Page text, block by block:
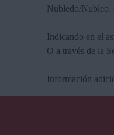
Nubledo/Nubleo.
Indicando en el
O a través de la
Información